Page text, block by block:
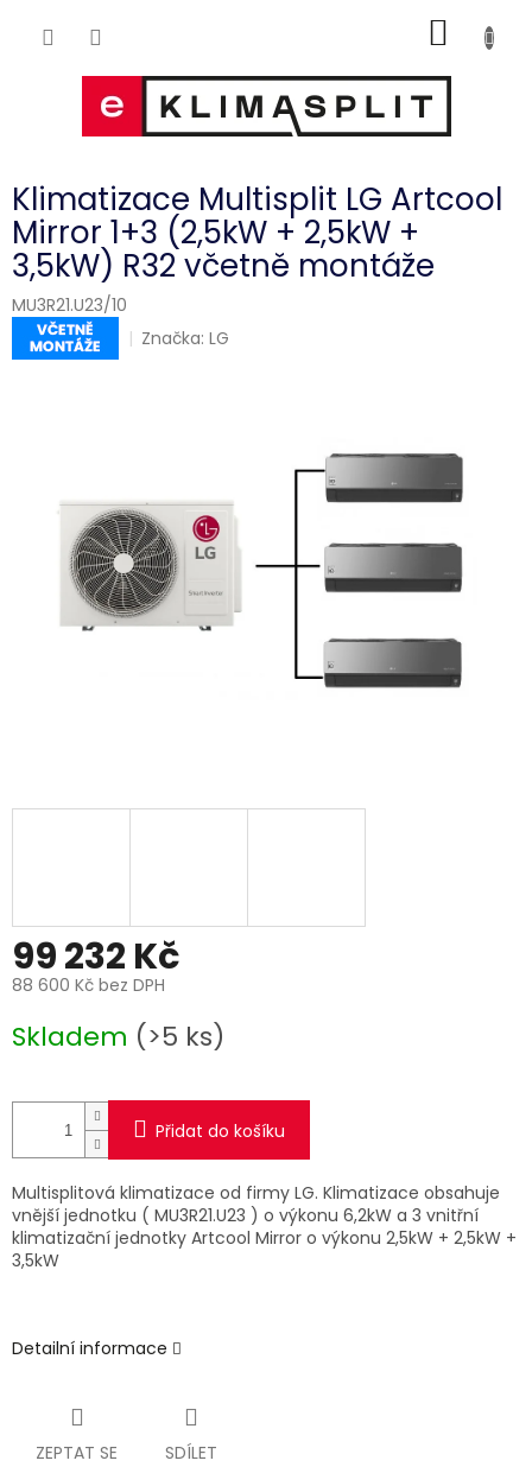
KOŠÍK
Klimatizace Multisplit LG Artcool
Mirror 1+3 (2,5kW + 2,5kW +
3,5kW) R32 včetně montáže
MU3R21.U23/10
Značka:LG
99 232 Kč
88 600 Kč bez DPH
cena:
Skladem (>5 ks)
Přidat do košíku
Multisplitová klimatizace od firmy LG. Klimatizace obsahuje
vnější jednotku ( MU3R21.U23 ) o výkonu 6,2kW a 3 vnitřní
klimatizační jednotky Artcool Mirror o výkonu 2,5kW + 2,5kW +
3,5kW
Detailní informace
ZEPTAT SE SDÍLET